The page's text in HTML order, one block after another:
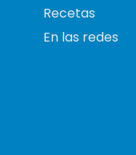
Recetas
En las redes